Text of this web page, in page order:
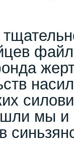
мы и